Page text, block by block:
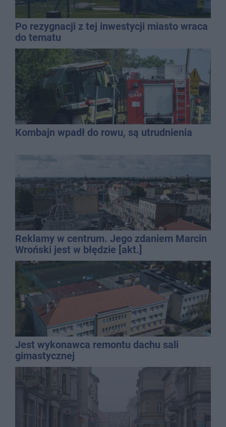
Po rezygnacji z tej inwestycji miasto wraca
do tematu
Kombajn wpadł do rowu, są utrudnienia
Reklamy w centrum. Jego zdaniem Marcin
Wroński jest w błędzie [akt.]
Jest wykonawca remontu dachu sali
gimastycznej